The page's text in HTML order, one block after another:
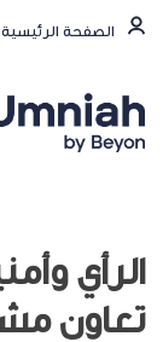
الصفحة الرئيسية
الرأي
تعاون